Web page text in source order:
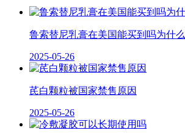
鲁索替尼乳膏在美国能买到吗为什么
2025-05-26
芪白颗粒被国家禁售原因
2025-05-26